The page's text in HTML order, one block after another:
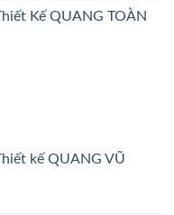
Kế QUANG TOÀN
kế QUANG VŨ